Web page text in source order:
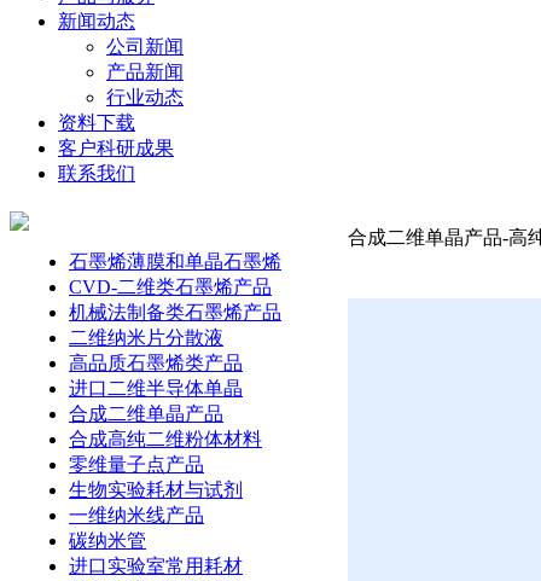
新闻动态
公司新闻
产品新闻
行业动态
资料下载
客户科研成果
联系我们
石墨烯薄膜和单晶石墨烯
CVD-二维类石墨烯产品
机械法制备类石墨烯产品
二维纳米片分散液
高品质石墨烯类产品
进口二维半导体单晶
合成二维单晶产品
合成高纯二维粉体材料
零维量子点产品
生物实验耗材与试剂
一维纳米线产品
碳纳米管
进口实验室常用耗材
合成二维单晶产品-高